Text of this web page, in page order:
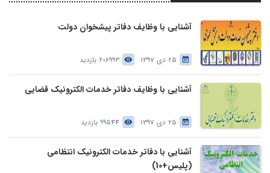
آشنایی با وظایف دفاتر پیشخوان دولت
25 دی 1397 206993 بازدید
آشنایی با وظایف دفاتر خدمات الکترونیک قضایی
25 دی 1397 99544 بازدید
آشنایی با دفاتر خدمات الکترونیک انتظامی
(پلیس+10)